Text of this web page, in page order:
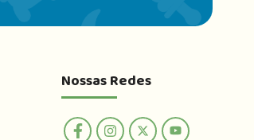
Nossas Redes